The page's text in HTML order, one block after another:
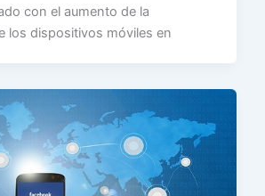
con el aumento de la
los dispositivos móviles en